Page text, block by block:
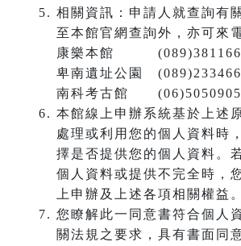
相關資訊：申請人就查詢有
至本館官網查詢外，亦可來
康樂本館 (089)381166
卑南遺址公園
南科考古館 (06)5050905
本館線上申辦系統基於上述
處理或利用您的個人資料時
擇是否提供您的個人資料。
個人資料或提供不完全時，
上申辦及上述各項相關權益。
您瞭解此一同意書符合個人
關法規之要求，具有書面同